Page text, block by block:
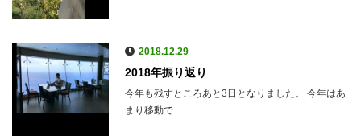
2018.12.29
2018年振り返り
今年も残すところあと3日となりました。 今年はあ
まり移動で…